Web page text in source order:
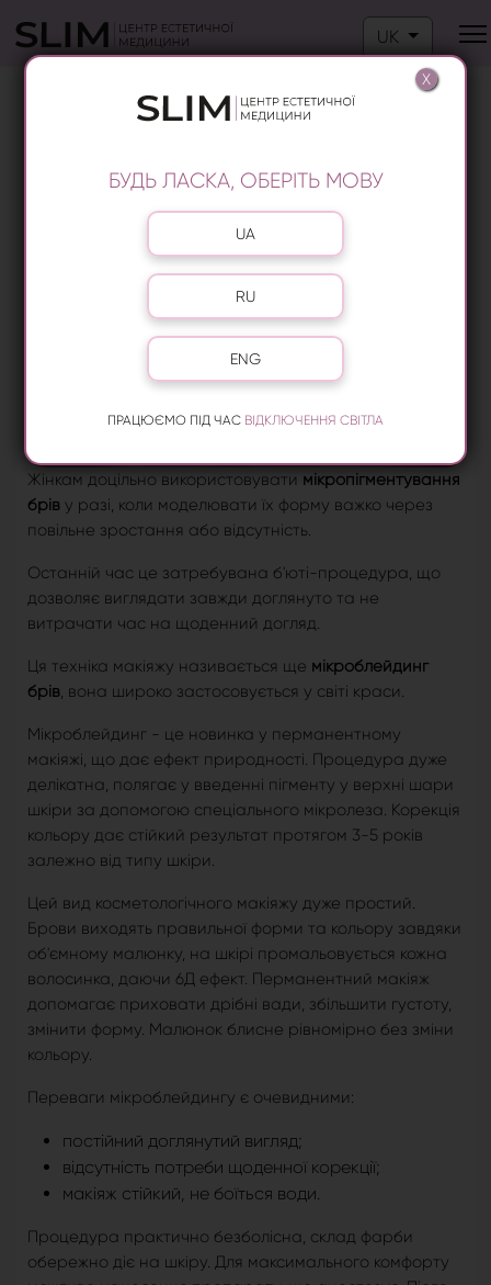
Оберіть свою
UK
МІКРОБЛЕЙДИНГ
(МІКРОПІГМЕНТУВАННЯ) БРІВ
Жінкам доцільно використовувати мікропігментування
брів у разі, коли моделювати їх форму важко через
повільне зростання або відсутність.
Останній час це затребувана б'юті-процедура, що
дозволяє виглядати завжди доглянуто та не
витрачати час на щоденний догляд.
Ця техніка макіяжу називається ще мікроблейдинг
брів , вона широко застосовується у світі краси.
Мікроблейдинг - це новинка у перманентному
макіяжі, що дає ефект природності. Процедура дуже
делікатна, полягає у введенні пігменту у верхні шари
шкіри за допомогою спеціального мікролеза. Корекція
кольору дає стійкий результат протягом 3-5 років
залежно від типу шкіри.
Цей вид косметологічного макіяжу дуже простий.
Брови виходять правильної форми та кольору завдяки
об'ємному малюнку, на шкірі промальовується кожна
волосинка, даючи 6Д ефект. Перманентний макіяж
допомагає приховати дрібні вади, збільшити густоту,
змінити форму. Малюнок блисне рівномірно без зміни
кольору.
Переваги мікроблейдингу є очевидними:
постійний доглянутий вигляд;
відсутність потреби щоденної корекції;
макіяж стійкий, не боїться води.
Процедура практично безболісна, склад фарби
обережно діє на шкіру. Для максимального комфорту
БУДЬ ЛАСКА, ОБЕРІТЬ МОВУ
Оберіть свою мову
UA
RU
ENG
ПРАЦЮЄМО ПІД ЧАС ВІДКЛЮЧЕННЯ СВІТЛА
X